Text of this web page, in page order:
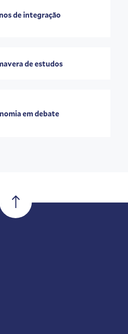
de integração
de estudos
em debate